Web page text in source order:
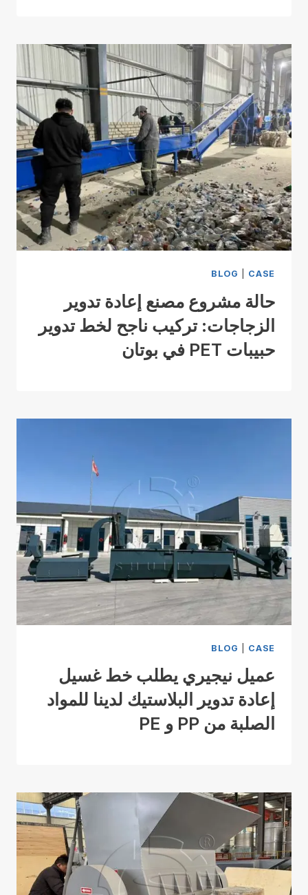
BLOG CASE
حالة مشروع مصنع إعادة تدوير
الزجاجات: تركيب ناجح لخط تدوير
حبيبات PET في بوتان
BLOG CASE
عميل نيجيري يطلب خط غسيل
إعادة تدوير البلاستيك لدينا للمواد
الصلبة من PP و PE